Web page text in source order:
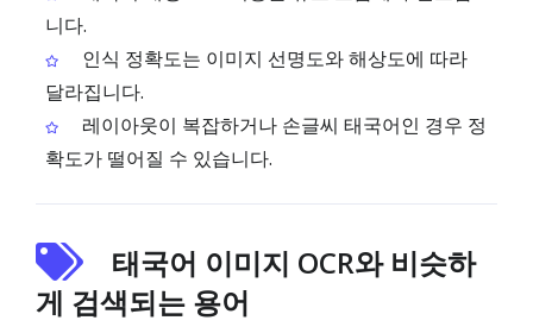
니다.
인식 정확도는 이미지 선명도와 해상도에 따라
달라집니다.
레이아웃이 복잡하거나 손글씨 태국어인 경우 정
확도가 떨어질 수 있습니다.
태국어 이미지 OCR와 비슷하
게 검색되는 용어